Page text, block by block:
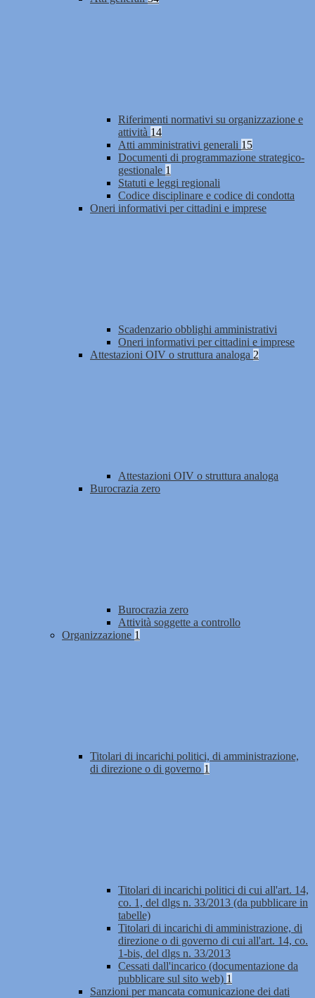
Riferimenti normativi su organizzazione e
attività 14
Atti amministrativi generali 15
Documenti di programmazione strategico-
gestionale 1
Statuti e leggi regionali
Codice disciplinare e codice di condotta
Oneri informativi per cittadini e imprese
Scadenzario obblighi amministrativi
Oneri informativi per cittadini e imprese
Attestazioni OIV o struttura analoga 2
Attestazioni OIV o struttura analoga
Burocrazia zero
Burocrazia zero
Attività soggette a controllo
Organizzazione 1
Titolari di incarichi politici, di amministrazione,
di direzione o di governo 1
Titolari di incarichi politici di cui all'art. 14,
co. 1, del dlgs n. 33/2013 (da pubblicare in
tabelle)
Titolari di incarichi di amministrazione, di
direzione o di governo di cui all'art. 14, co.
1-bis, del dlgs n. 33/2013
Cessati dall'incarico (documentazione da
pubblicare sul sito web) 1
Sanzioni per mancata comunicazione dei dati